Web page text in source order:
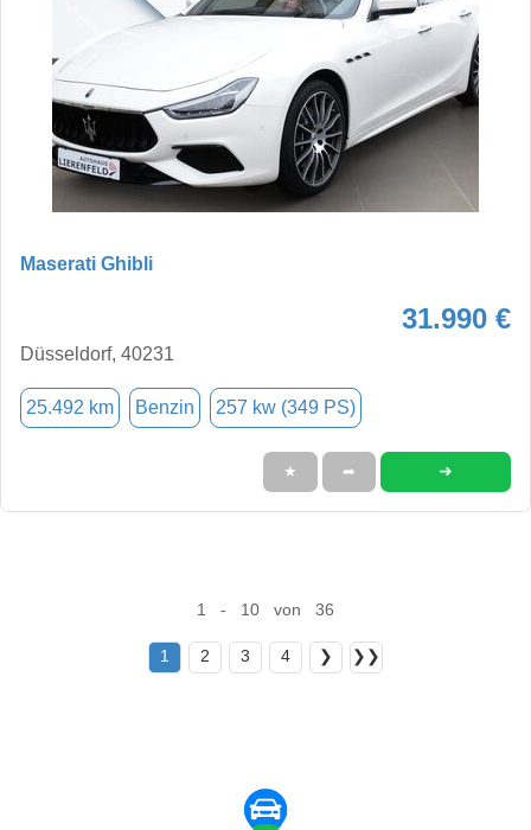
Maserati Ghibli
31.990 €
Düsseldorf, 40231
25.492 km Benzin 257 kw (349 PS)
★ ➦ ➜
1 - 10 von 36
1 2 3 4 ❯ ❯❯